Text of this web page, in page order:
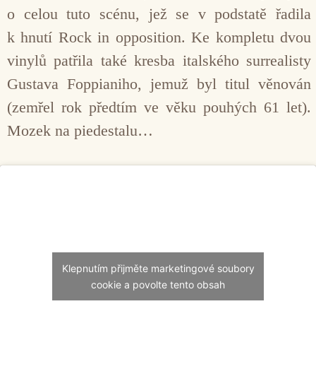
o celou tuto scénu, jež se v podstatě řadila
k hnutí Rock in opposition. Ke kompletu dvou
vinylů patřila také kresba italského surrealisty
Gustava Foppianiho, jemuž byl titul věnován
(zemřel rok předtím ve věku pouhých 61 let).
Mozek na piedestalu…
Klepnutím přijměte marketingové soubory
cookie a povolte tento obsah